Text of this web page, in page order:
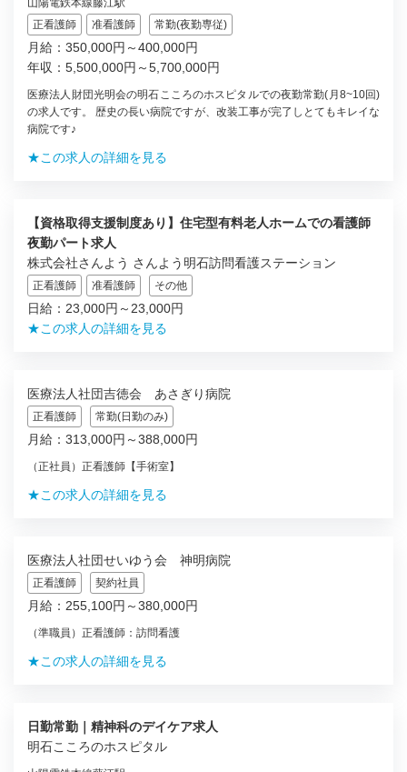
正看護師
准看護師 常勤(夜勤専従)
月給：350,000円～400,000円
年収：5,500,000円～5,700,000円
医療法人財団光明会の明石こころのホスピタルでの夜勤常勤(月8~10回)
の求人です。 歴史の長い病院ですが、改装工事が完了しとてもキレイな
病院です♪
★この求人の詳細を見る
【資格取得支援制度あり】住宅型有料老人ホームでの看護師
夜勤パート求人
株式会社さんよう さんよう明石訪問看護ステーション
正看護師 准看護師 その他
日給：23,000円～23,000円
★この求人の詳細を見る
医療法人社団吉徳会 あさぎり病院
正看護師 常勤(日勤のみ)
月給：313,000円～388,000円
（正社員）正看護師【手術室】
★この求人の詳細を見る
医療法人社団せいゆう会 神明病院
正看護師 契約社員
月給：255,100円～380,000円
（準職員）正看護師：訪問看護
★この求人の詳細を見る
日勤常勤｜精神科のデイケア求人
明石こころのホスピタル